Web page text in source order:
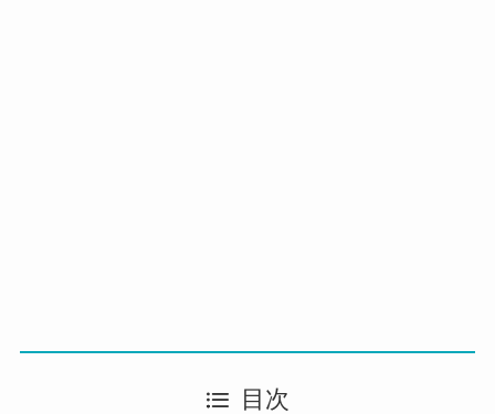
目次